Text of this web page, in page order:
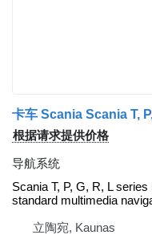
根据请求提供价格
导航系统
Scania T, P, G, R, L
standard multimedia
立陶宛, Kaunas